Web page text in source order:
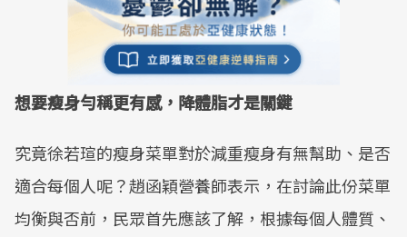
想要瘦身勻稱更有感，降體脂才是關鍵
究竟徐若瑄的瘦身菜單對於減重瘦身有無幫助、是否
適合每個人呢？趙函穎營養師表示，在討論此份菜單
均衡與否前，民眾首先應該了解，根據每個人體質、